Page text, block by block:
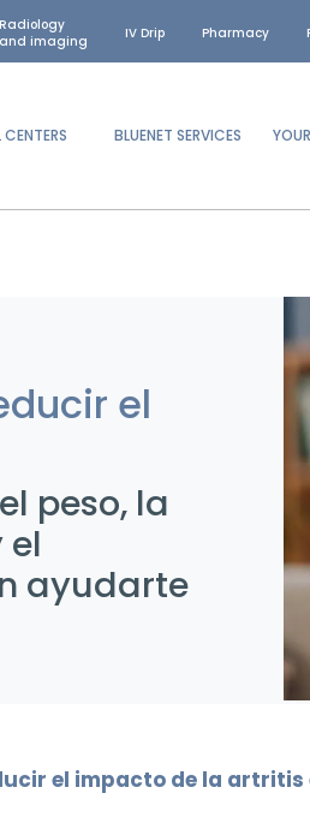
Radiology
and imaging
IV Drip Pharmacy
BLUENET SERVICES
el
peso, la
el
ayudarte
el impacto de la artritis